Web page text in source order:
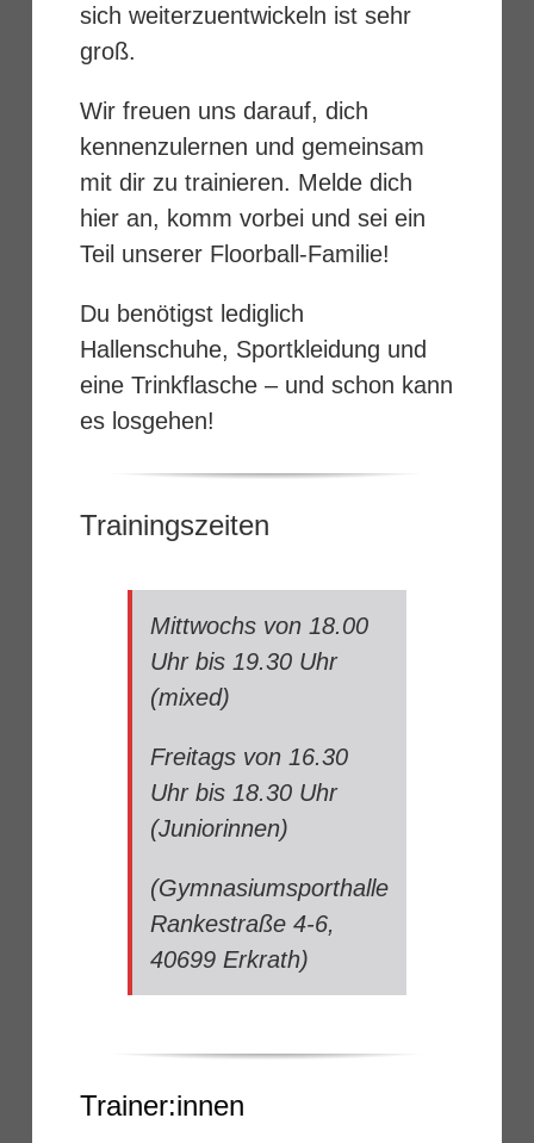
sich weiterzuentwickeln ist sehr
groß.
Wir freuen uns darauf, dich
kennenzulernen und gemeinsam
mit dir zu trainieren. Melde dich
hier an, komm vorbei und sei ein
Teil unserer Floorball-Familie!
Du benötigst lediglich
Hallenschuhe, Sportkleidung und
eine Trinkflasche – und schon kann
es losgehen!
Trainingszeiten
Mittwochs von 18.00
Uhr bis 19.30 Uhr
(mixed)
Freitags von 16.30
Uhr bis 18.30 Uhr
(Juniorinnen)
(Gymnasiumsporthalle
Rankestraße 4-6,
40699 Erkrath)
Trainer:innen